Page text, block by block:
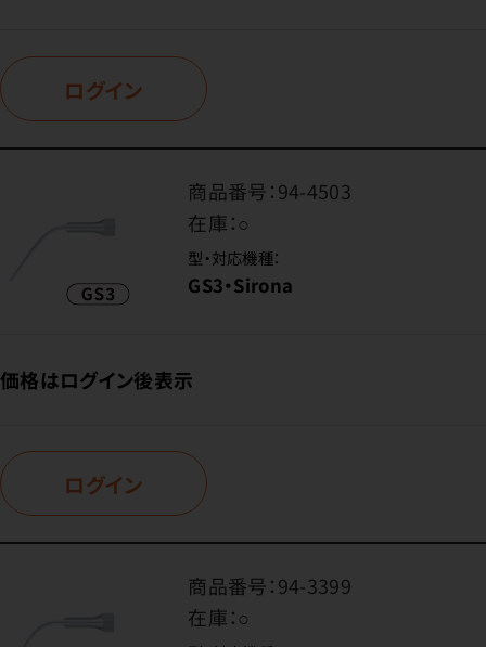
ログイン
商品番号：94-4503
在庫：○
型・対応機種：
GS3・Sirona
価格はログイン後表示
ログイン
商品番号：94-3399
在庫：○